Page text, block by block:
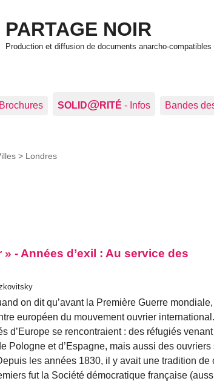
PARTAGE NOIR
Production et diffusion de documents anarcho-compatibles
SOLID@RITÉ - Infos Bandes
> Londres
- Années d’exil : Au service des
on dit qu’avant la Première Guerre mon­diale,
euro­péen du mouvement ouvrier interna­tional.
d’Europe se rencontraient : des réfu­giés
Pologne et d’Espagne, mais aussi des
les années 1830, il y avait une tradition
fut la Société démocratique française